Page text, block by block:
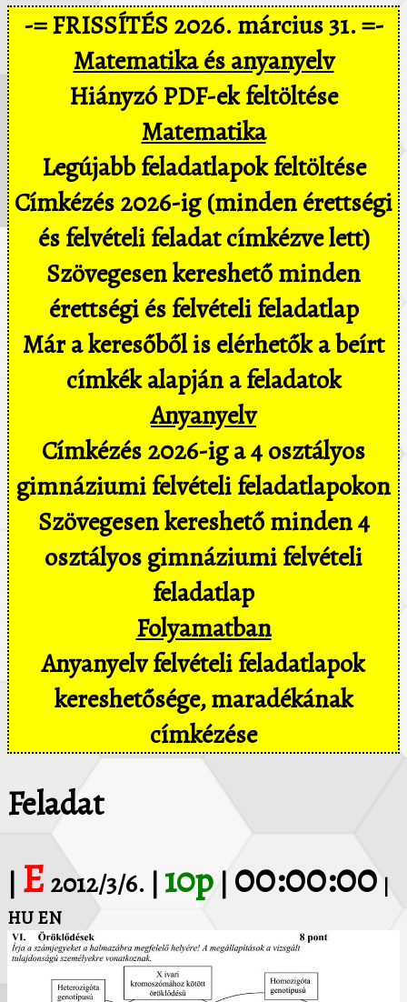
-= FRISSÍTÉS 2026. március 31. =-
Matematika és anyanyelv
Hiányzó PDF-ek feltöltése
Matematika
Legújabb feladatlapok feltöltése
Címkézés 2026-ig (minden érettségi
és felvételi feladat címkézve lett)
Szövegesen kereshető minden
érettségi és felvételi feladatlap
Már a keresőből is elérhetők a beírt
címkék alapján a feladatok
Anyanyelv
Címkézés 2026-ig a 4 osztályos
gimnáziumi felvételi feladatlapokon
Szövegesen kereshető minden 4
osztályos gimnáziumi felvételi
feladatlap
Folyamatban
Anyanyelv felvételi feladatlapok
kereshetősége, maradékának
címkézése
Feladat
| E2012/3/6. | 10p | 00:00:00
HUEN